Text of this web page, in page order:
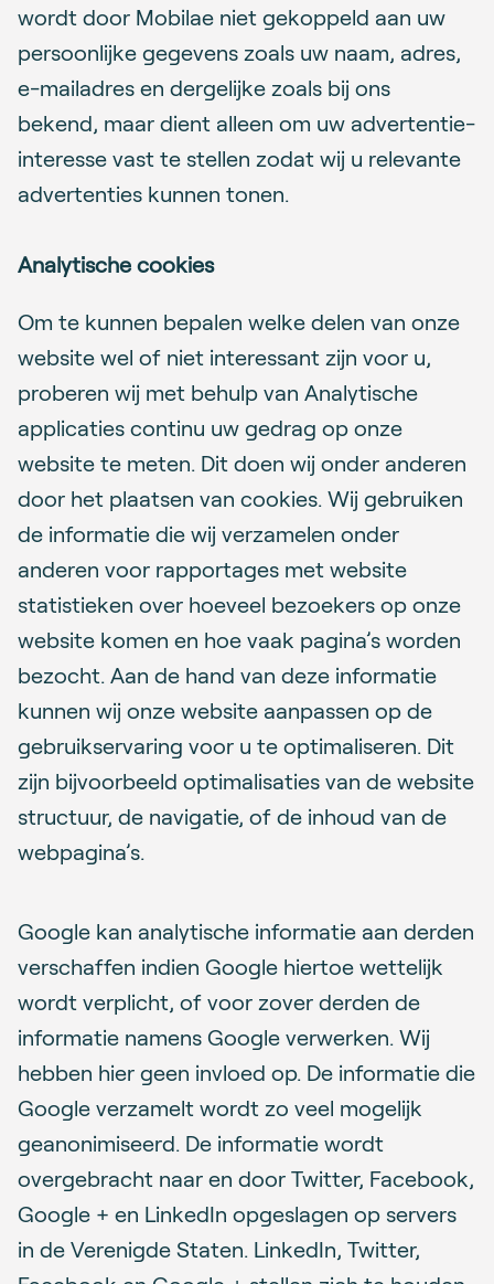
wordt door Mobilae niet gekoppeld aan uw
persoonlijke gegevens zoals uw naam, adres,
e-mailadres en dergelijke zoals bij ons
bekend, maar dient alleen om uw advertentie-
interesse vast te stellen zodat wij u relevante
advertenties kunnen tonen.
Analytische cookies
Om te kunnen bepalen welke delen van onze
website wel of niet interessant zijn voor u,
proberen wij met behulp van Analytische
applicaties continu uw gedrag op onze
website te meten. Dit doen wij onder anderen
door het plaatsen van cookies. Wij gebruiken
de informatie die wij verzamelen onder
anderen voor rapportages met website
statistieken over hoeveel bezoekers op onze
website komen en hoe vaak pagina’s worden
bezocht. Aan de hand van deze informatie
kunnen wij onze website aanpassen op de
gebruikservaring voor u te optimaliseren. Dit
zijn bijvoorbeeld optimalisaties van de website
structuur, de navigatie, of de inhoud van de
webpagina’s.
Google kan analytische informatie aan derden
verschaffen indien Google hiertoe wettelijk
wordt verplicht, of voor zover derden de
informatie namens Google verwerken. Wij
hebben hier geen invloed op. De informatie die
Google verzamelt wordt zo veel mogelijk
geanonimiseerd. De informatie wordt
overgebracht naar en door Twitter, Facebook,
Google + en LinkedIn opgeslagen op servers
in de Verenigde Staten. LinkedIn, Twitter,